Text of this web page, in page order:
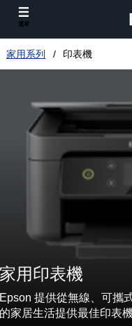
家用系列 印表機
家用印表機
Epson 提供從無線、可攜
的家居生活提供最佳印表機